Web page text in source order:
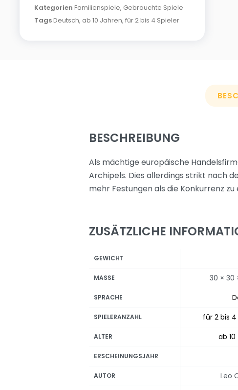
Kategorien Familienspiele, Gebrauchte Spiele
TagsDeutsch, ab 10 Jahren, für 2 bis 4 Spieler
BESCHREIBUNG
Als mächtige europäische
Archipels. Dies allerdings strikt nach
mehr Festungen als die Konkurrenz
ZUSÄTZLICHE
GEWICHT
MASSE 30 × 30
SPRACHE
SPIELERANZAHL für 2 bis 4
ALTER ab
ERSCHEINUNGSJAHR
AUTOR Leo